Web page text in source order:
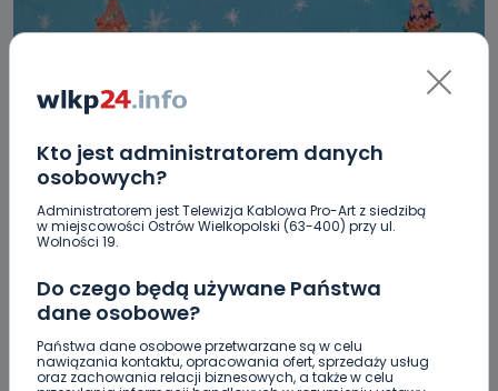
Kto jest administratorem danych
osobowych?
Administratorem jest Telewizja Kablowa Pro-Art z siedzibą
w miejscowości Ostrów Wielkopolski (63-400) przy ul.
Wolności 19.
Do czego będą używane Państwa
dane osobowe?
Państwa dane osobowe przetwarzane są w celu
nawiązania kontaktu, opracowania ofert, sprzedaży usług
oraz zachowania relacji biznesowych, a także w celu
HOT KONKURSY WIADOMOŚCI
Oto zwycięskie kartki do Świętego Mikołaja!
[WYNIKI KONKURSU]
20.12.2023 16:44
Aleksandra Barczak